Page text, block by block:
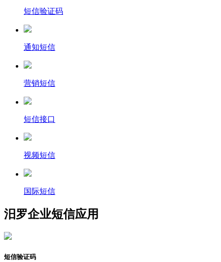
短信验证码
通知短信
营销短信
短信接口
视频短信
国际短信
汨罗企业短信应用
短信验证码